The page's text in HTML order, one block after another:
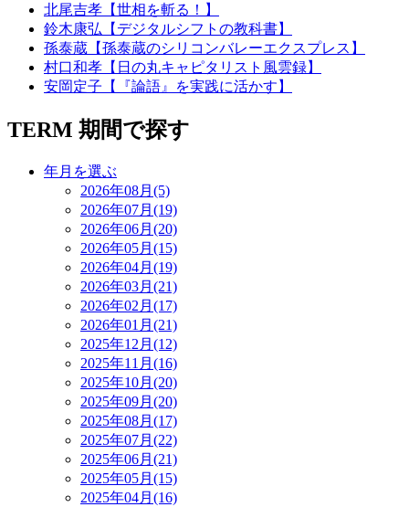
北尾吉孝【世相を斬る！】
鈴木康弘【デジタルシフトの教科書】
孫泰蔵【孫泰蔵のシリコンバレーエクスプレス】
村口和孝【日の丸キャピタリスト風雲録】
安岡定子【『論語』を実践に活かす】
TERM 期間で探す
年月を選ぶ
2026年08月(5)
2026年07月(19)
2026年06月(20)
2026年05月(15)
2026年04月(19)
2026年03月(21)
2026年02月(17)
2026年01月(21)
2025年12月(12)
2025年11月(16)
2025年10月(20)
2025年09月(20)
2025年08月(17)
2025年07月(22)
2025年06月(21)
2025年05月(15)
2025年04月(16)